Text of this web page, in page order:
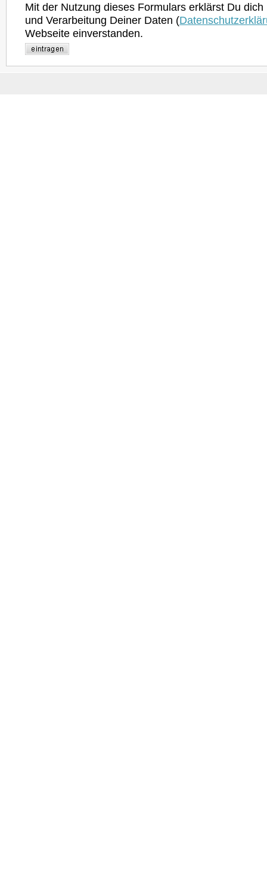
Mit der Nutzung dieses Formulars erklärst Du
und Verarbeitung Deiner Daten (
Webseite einverstanden.